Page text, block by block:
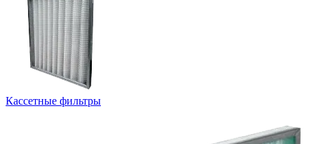
Кассетные фильтры